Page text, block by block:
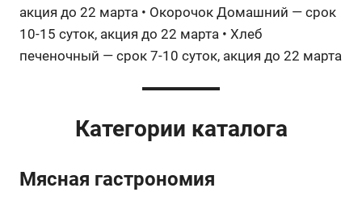
акция до 22 марта • Окорочок Домашний — срок
10-15 суток, акция до 22 марта • Хлеб
печеночный — срок 7-10 суток, акция до 22 марта
Категории каталога
Мясная гастрономия